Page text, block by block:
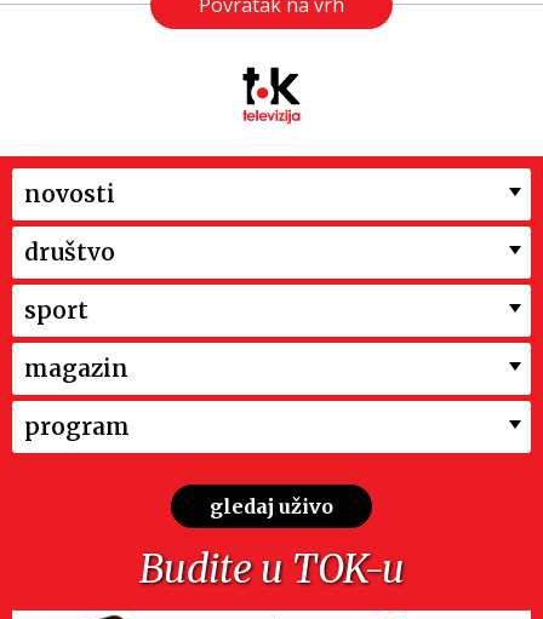
novosti
društvo
sport
magazin
program
gledaj uživo
Budite u TOK-u